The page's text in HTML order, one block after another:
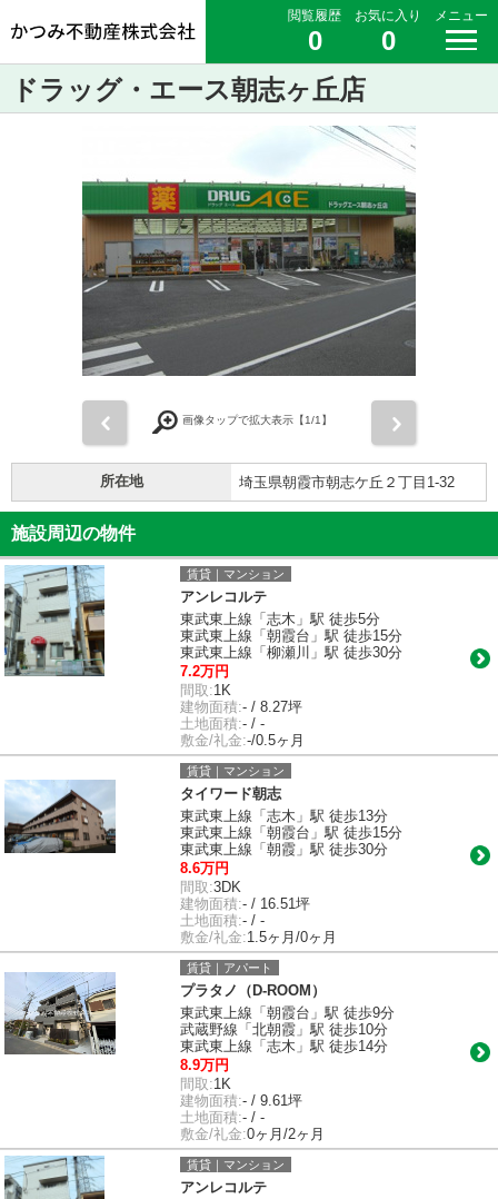
閲覧履歴
0
お気に入り
0
メニュー
ドラッグ・エース朝志ヶ丘店
画像タップで拡大表示【1/1】
所在地 埼玉県朝霞市朝志ケ丘２丁目1-32
施設周辺の物件
賃貸｜マンション
アンレコルテ
東武東上線「志木」駅 徒歩5分
東武東上線「朝霞台」駅 徒歩15分
東武東上線「柳瀬川」駅 徒歩30分
7.2万円
間取:1K
建物面積:- / 8.27坪
土地面積:- / -
敷金/礼金:-/0.5ヶ月
賃貸｜マンション
タイワード朝志
東武東上線「志木」駅 徒歩13分
東武東上線「朝霞台」駅 徒歩15分
東武東上線「朝霞」駅 徒歩30分
8.6万円
間取:3DK
建物面積:- / 16.51坪
土地面積:- / -
敷金/礼金:1.5ヶ月/0ヶ月
賃貸｜アパート
プラタノ（D-ROOM）
東武東上線「朝霞台」駅 徒歩9分
武蔵野線「北朝霞」駅 徒歩10分
東武東上線「志木」駅 徒歩14分
8.9万円
間取:1K
建物面積:- / 9.61坪
土地面積:- / -
敷金/礼金:0ヶ月/2ヶ月
賃貸｜マンション
アンレコルテ